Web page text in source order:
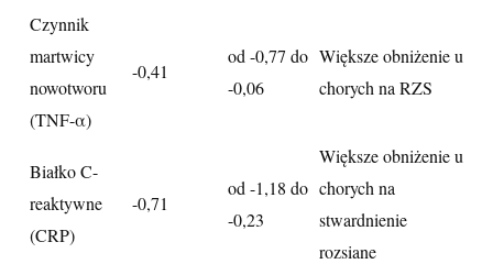
Czynnik
martwicy
nowotworu
(TNF-α)
-0,41
od -0,77 do
-0,06
Większe obniżenie u
chorych na RZS
Białko C-
reaktywne
(CRP)
-0,71
od -1,18 do
-0,23
Większe obniżenie u
chorych na
stwardnienie
rozsiane